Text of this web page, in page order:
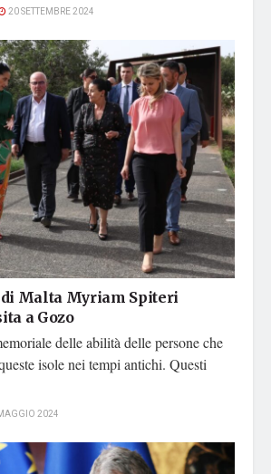
20 SETTEMBRE 2024
Malta Myriam Spiteri
a Gozo
delle abilità delle persone che
isole nei tempi antichi. Questi
2024